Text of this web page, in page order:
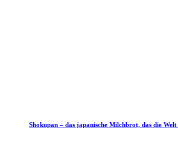
Shokupan – das japanische Milchbrot, das die